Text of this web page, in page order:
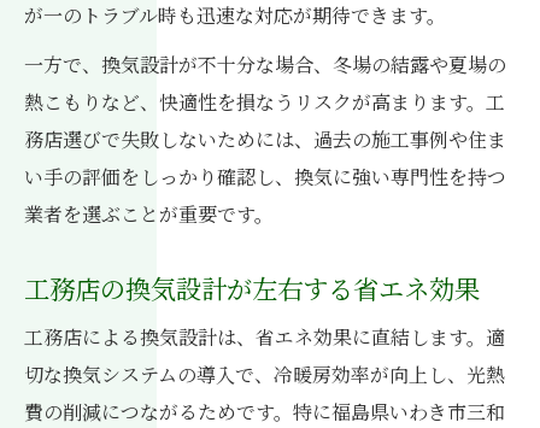
工務店選びに役立つ換気の基本知識まとめ
工務店の換気提案を比較する際の注意点
換気に強い工務店を見極めるための質問例
工務店が教える換気トラブルの回避策
省エネ視点で工務店を選ぶ際の換気ポイン
福島県住宅で注目の換気システムの実力とは
力
工務店が注目する最新換気技術の実力を解
が一のトラブル時も迅速な対応が期待できます。
一方で、換気設計が不十分な場合、冬場の結露や夏場の
熱こもりなど、快適性を損なうリスクが高まります。工
務店選びで失敗しないためには、過去の施工事例や住ま
い手の評価をしっかり確認し、換気に強い専門性を持つ
業者を選ぶことが重要です。
工務店の換気設計が左右する省エネ効果
工務店による換気設計は、省エネ効果に直結します。適
切な換気システムの導入で、冷暖房効率が向上し、光熱
費の削減につながるためです。特に福島県いわき市三和